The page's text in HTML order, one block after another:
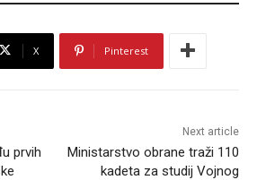
X Pinterest
prvih
Next article
Ministarstvo obrane traži 110
kadeta za studij Vojnog